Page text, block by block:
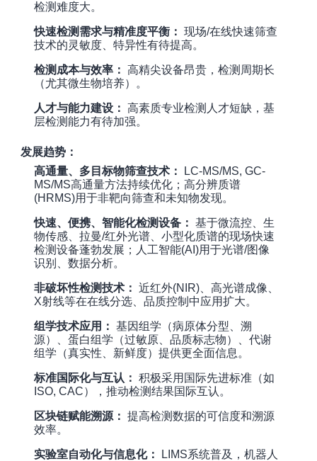
检测难度大。
快速检测需求与精准度平衡： 现场/在线快速筛查
技术的灵敏度、特异性有待提高。
检测成本与效率： 高精尖设备昂贵，检测周期长
（尤其微生物培养）。
人才与能力建设： 高素质专业检测人才短缺，基
层检测能力有待加强。
发展趋势：
高通量、多目标物筛查技术：
LC-MS/MS, GC-
MS/MS高通量方法持续优化；高分辨质谱
(HRMS)用于非靶向筛查和未知物发现。
快速、便携、智能化检测设备： 基于微流控、生
物传感、拉曼/红外光谱、小型化质谱的现场快速
检测设备蓬勃发展；人工智能(AI)用于光谱/图像
识别、数据分析。
非破坏性检测技术： 近红外(NIR)、高光谱成像、
X射线等在在线分选、品质控制中应用扩大。
组学技术应用： 基因组学（病原体分型、溯
源）、蛋白组学（过敏原、品质标志物）、代谢
组学（真实性、新鲜度）提供更全面信息。
标准国际化与互认： 积极采用国际先进标准（如
ISO, CAC），推动检测结果国际互认。
区块链赋能溯源： 提高检测数据的可信度和溯源
效率。
实验室自动化与信息化：
LIMS系统普及，机器人